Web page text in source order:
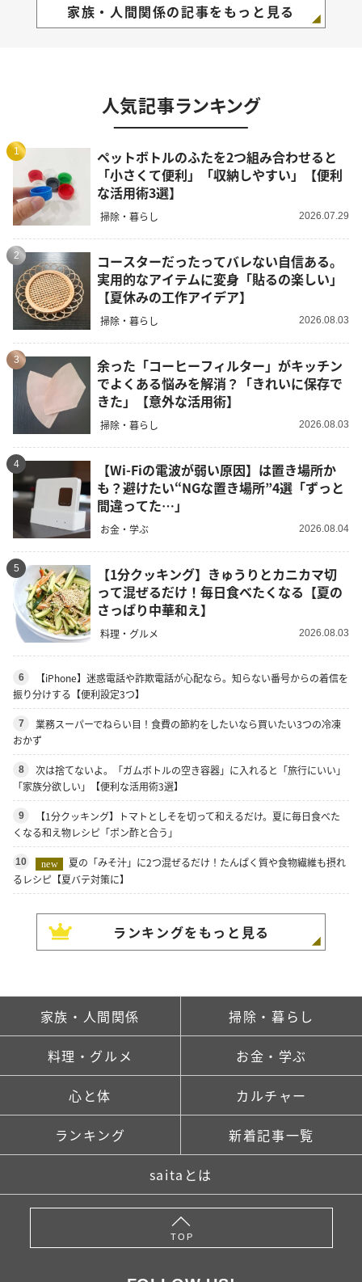
家族・人間関係の記事をもっと見る
人気記事ランキング
1
ペットボトルのふたを2つ組み合わせると
「小さくて便利」「収納しやすい」【便利
な活用術3選】
掃除・暮らし 2026.07.29
2
コースターだったってバレない自信ある。
実用的なアイテムに変身「貼るの楽しい」
【夏休みの工作アイデア】
掃除・暮らし 2026.08.03
3
余った「コーヒーフィルター」がキッチン
でよくある悩みを解消？「きれいに保存で
きた」【意外な活用術】
掃除・暮らし 2026.08.03
4
【Wi-Fiの電波が弱い原因】は置き場所か
も？避けたい“NGな置き場所”4選「ずっと
間違ってた…」
お金・学ぶ 2026.08.04
5
【1分クッキング】きゅうりとカニカマ切
って混ぜるだけ！毎日食べたくなる【夏の
さっぱり中華和え】
料理・グルメ 2026.08.03
6
【iPhone】迷惑電話や詐欺電話が心配なら。知らない番号からの着信を
振り分けする【便利設定3つ】
7
業務スーパーでねらい目！食費の節約をしたいなら買いたい3つの冷凍
おかず
8
次は捨てないよ。「ガムボトルの空き容器」に入れると「旅行にいい」
「家族分欲しい」【便利な活用術3選】
9
【1分クッキング】トマトとしそを切って和えるだけ。夏に毎日食べた
くなる和え物レシピ「ポン酢と合う」
10 new
夏の「みそ汁」に2つ混ぜるだけ！たんぱく質や食物繊維も摂れ
るレシピ【夏バテ対策に】
ランキングをもっと見る
家族・人間関係 掃除・暮らし
料理・グルメ お金・学ぶ
心と体 カルチャー
ランキング 新着記事一覧
saitaとは
TOP